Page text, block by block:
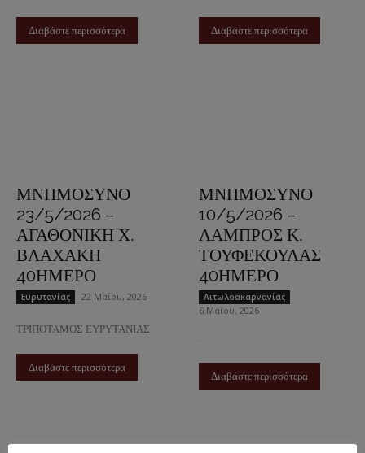
Διαβάστε περισσότερα Διαβάστε περισσότερα
ΜΝΗΜΟΣΥΝΟ
23/5/2026 –
ΑΓΑΘΟΝΙΚΗ Χ.
ΒΛΑΧΑΚΗ
40ΗΜΕΡΟ
Ευρυτανίας 22 Μαΐου, 2026
ΤΡΙΠΟΤΑΜΟΣ ΕΥΡΥΤΑΝΙΑΣ
Διαβάστε περισσότερα
ΜΝΗΜΟΣΥΝΟ
10/5/2026 –
ΛΑΜΠΡΟΣ Κ.
ΤΟΥΦΕΚΟΥΛΑΣ
40ΗΜΕΡΟ
Αιτωλοακαρνανίας
6 Μαΐου, 2026
.
Διαβάστε περισσότερα